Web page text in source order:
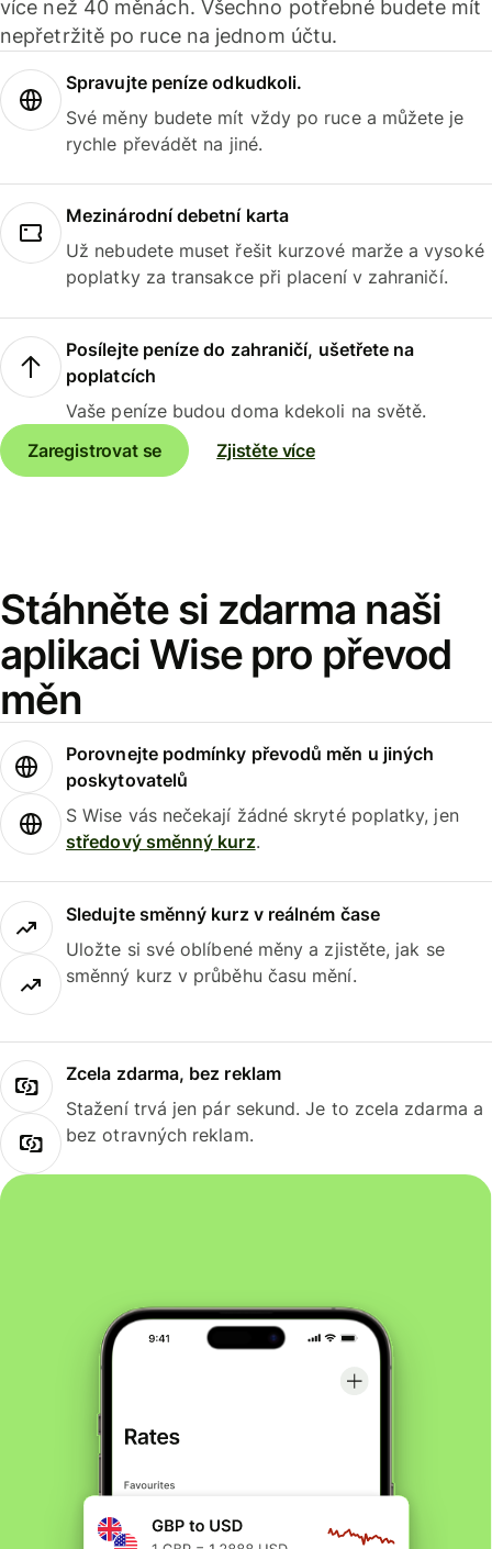
více než 40 měnách. Všechno potřebné budete mít
nepřetržitě po ruce na jednom účtu.
Spravujte peníze odkudkoli.
Své měny budete mít vždy po ruce a můžete je
rychle převádět na jiné.
Mezinárodní debetní karta
Už nebudete muset řešit kurzové marže a vysoké
poplatky za transakce při placení v zahraničí.
Posílejte peníze do zahraničí, ušetřete na
poplatcích
Vaše peníze budou doma kdekoli na světě.
Zaregistrovat se
Zjistěte více
Stáhněte si zdarma naši
aplikaci Wise pro převod
měn
Porovnejte podmínky převodů měn u jiných
poskytovatelů
S Wise vás nečekají žádné skryté poplatky, jen
středový směnný kurz.
Sledujte směnný kurz v reálném čase
Uložte si své oblíbené měny a zjistěte, jak se
směnný kurz v průběhu času mění.
Zcela zdarma, bez reklam
Stažení trvá jen pár sekund. Je to zcela zdarma a
bez otravných reklam.